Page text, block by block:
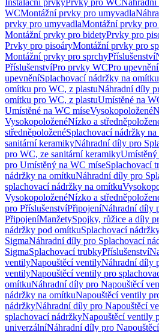
Instalační prvkyPrvky pro WC
WCMontážní prvky pro umyvadla
prvky pro umyvadlaMontážní prvky pro
Montážní prvky pro bidetyPrvky pro
Prvky pro pisoáryMontážní prvky pro
Montážní prvky pro sprchyPříslušenství
PříslušenstvíPro prvky WCPro upevnění
upevněníSplachovací nádržky na omítku
omítku pro WC, z plastuNáhradní díly
omítku pro WC, z plastuUmístěné na
Umístěné na WC míseVysokopoložené
VysokopoloženéNízko a
středněpoloženéSplachovací nádržky
sanitární keramikyNáhradní díly pro
pro WC, ze sanitární keramiky
pro Umístěný na WC míseSplachovací
nádržky na omítkuNáhradní díly pro
splachovací nádržky na omítku
VysokopoloženéNízko a
pro PříslušenstvíPřipojeníNáhradní díly
PřipojeníManžetySpojky, růžice a díly
nádržky pod omítkuSplachovací
SigmaNáhradní díly pro Splachovací
SigmaSplachovací trubkyPříslušenství
ventilyNapouštěcí ventilyNáhradní díly
ventilyNapouštěcí ventily pro
omítkuNáhradní díly pro Napouštěcí
nádržky na omítkuNapouštěcí ventily
nádržkyNáhradní díly pro Napouštěcí
splachovací nádržkyNapouštěcí ventily
univerzálníNáhradní díly pro